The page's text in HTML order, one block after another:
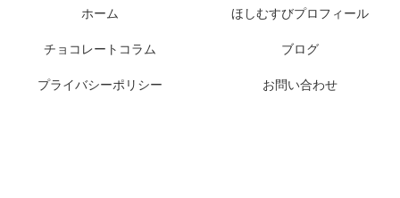
ホーム ほしむすびプロフィール
チョコレートコラム ブログ
プライバシーポリシー お問い合わせ